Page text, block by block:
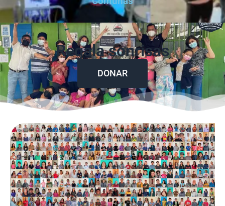
Regala sonrisas
DONAR